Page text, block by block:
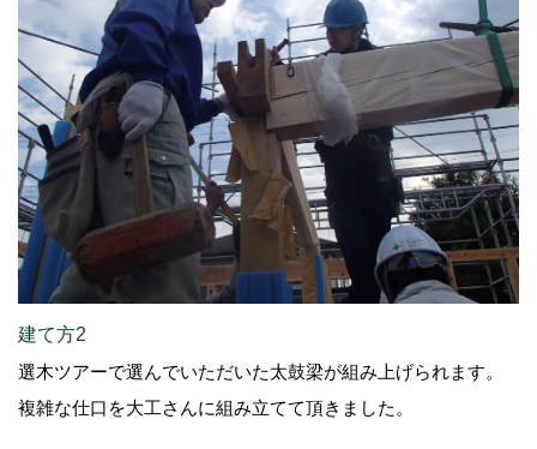
建て方2
選木ツアーで選んでいただいた太鼓梁が組み上げられます。
複雑な仕口を大工さんに組み立てて頂きました。